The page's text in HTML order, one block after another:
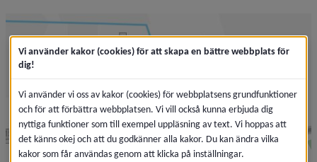
Vi använder kakor (cookies) för att skapa en bättre webbplats för
dig!
Vi använder vi oss av kakor (cookies) för webbplatsens grundfunktioner
och för att förbättra webbplatsen. Vi vill också kunna erbjuda dig
nyttiga funktioner som till exempel uppläsning av text. Vi hoppas att
det känns okej och att du godkänner alla kakor. Du kan ändra vilka
kakor som får användas genom att klicka på inställningar.